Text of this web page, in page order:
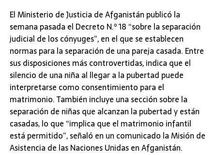
El Ministerio de Justicia de Afganistán publicó la
semana pasada el Decreto N.º 18 “sobre la separación
judicial de los cónyuges”, en el que se establecen
normas para la separación de una pareja casada. Entre
sus disposiciones más controvertidas, indica que el
silencio de una niña al llegar a la pubertad puede
interpretarse como consentimiento para el
matrimonio. También incluye una sección sobre la
separación de niñas que alcanzan la pubertad y están
casadas, lo que “implica que el matrimonio infantil
está permitido”, señaló en un comunicado la Misión de
Asistencia de las Naciones Unidas en Afganistán.